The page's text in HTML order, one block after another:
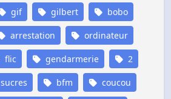
gif gilbert bobo
arrestation ordinateur
flic gendarmerie 2
sucres bfm coucou